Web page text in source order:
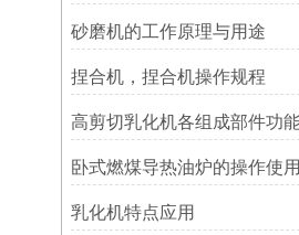
砂磨机的工作原理与用途
捏合机，捏合机操作规程
卧式燃煤导热油炉的操作使用
乳化机特点应用